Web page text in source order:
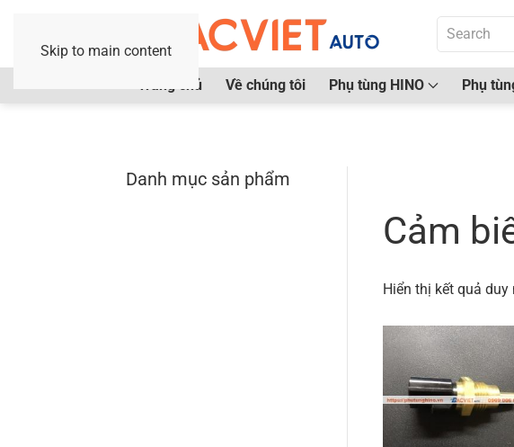
Skip to main content
Trang chủ Về chúng tôi Phụ tùng HINO Phụ
Cảm
Hiển thị kết quả duy
Danh mục sản phẩm